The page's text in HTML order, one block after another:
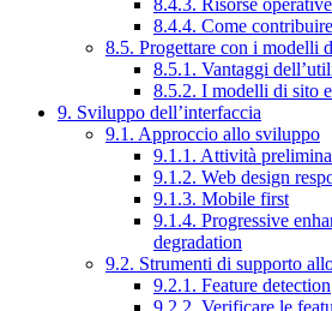
8.4.4. Come
8.5. Progettare con i modelli
8.5.1. Vantaggi
8.5.2. I modelli di sito
9. Sviluppo dell’interfaccia
9.1. Approccio allo sviluppo
9.1.1. Attività
9.1.2. Web design
9.1.3. Mobile first
9.1.4. Progressive
degradation
9.2. Strumenti di supporto
9.2.1. Feature detection
9.2.2. Verificare le